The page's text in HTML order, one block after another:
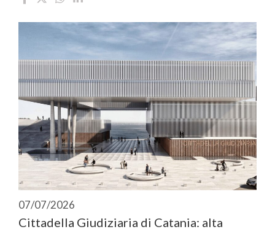
07/07/2026
Cittadella Giudiziaria di Catania: alta